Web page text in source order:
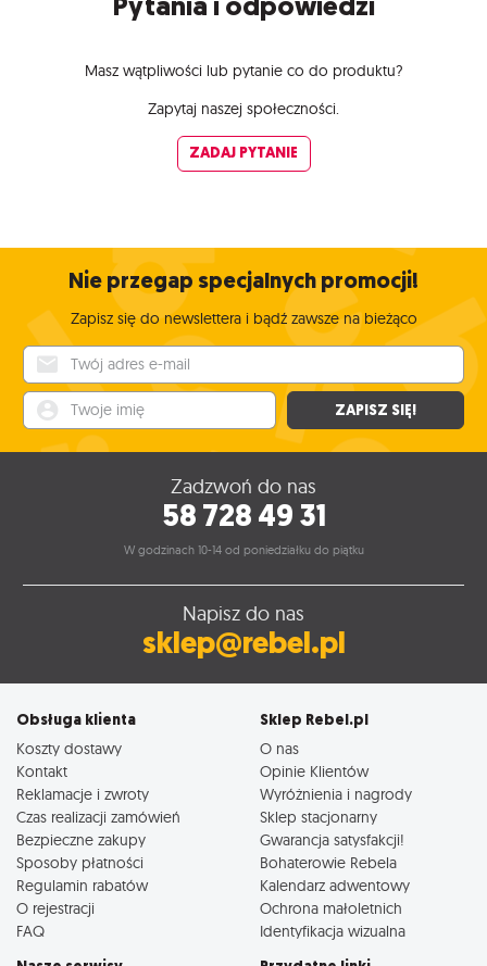
Masz wątpliwości lub pytanie co do produktu?
Zapytaj naszej społeczności.
ZADAJ PYTANIE
Nie przegap specjalnych promocji!
Zapisz się do newslettera i bądź zawsze na bieżąco
ZAPISZ SIĘ!
Zadzwoń do nas
58 728 49 31
W godzinach 10-14 od poniedziałku do piątku
Napisz do nas
sklep@rebel.pl
Obsługa klienta
Koszty dostawy
Kontakt
Reklamacje i zwroty
Czas realizacji zamówień
Bezpieczne zakupy
Sposoby płatności
Regulamin rabatów
O rejestracji
FAQ
Sklep Rebel.pl
O nas
Opinie Klientów
Wyróżnienia i nagrody
Sklep stacjonarny
Gwarancja satysfakcji!
Bohaterowie Rebela
Kalendarz adwentowy
Ochrona małoletnich
Identyfikacja wizualna